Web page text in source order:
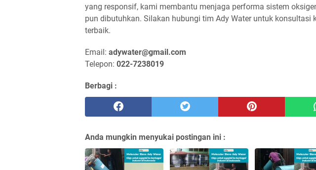
yang responsif, kami membantu menjaga performa sistem
pun dibutuhkan. Silakan hubungi tim Ady Water untuk konsultasi
terbaik.
Email: adywater@gmail.com
Telepon: 022-7238019
Berbagi :
Anda mungkin menyukai postingan ini :